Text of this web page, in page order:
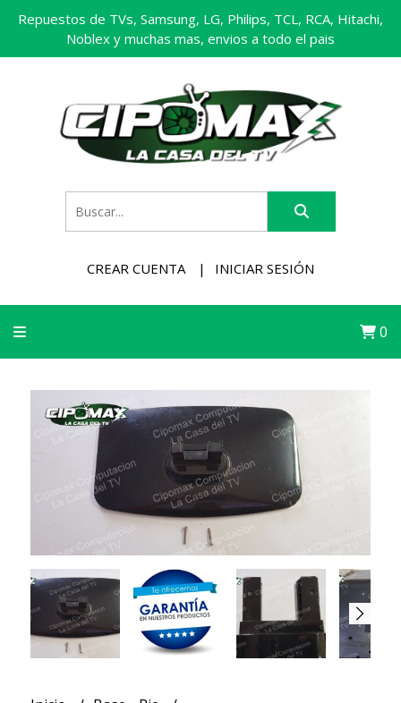
Repuestos de TVs, Samsung, LG, Philips, TCL, RCA, Hitachi,
Noblex y muchas mas, envios a todo el pais
CREAR CUENTA INICIAR SESIÓN
0